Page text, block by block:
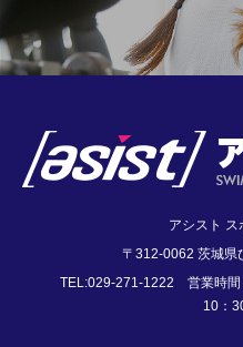
アシスト ス
〒312-0062 茨城県
TEL:029-271-1222 営業時
10：